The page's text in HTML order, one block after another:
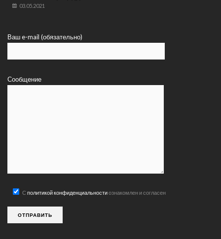
03.05.2021
Ваш e-mail (обязательно)
Сообщение
С политикой конфиденциальностиознакомлен и согласен